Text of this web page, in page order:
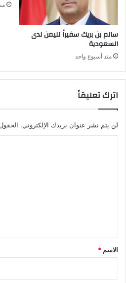
سالم بن بريك سفيراً لليمن لدى
السعودية
منذ أسبوع واحد
اترك تعليقاً
لن يتم نشر عنوان بريدك الإلكتروني.
*
الاسم *